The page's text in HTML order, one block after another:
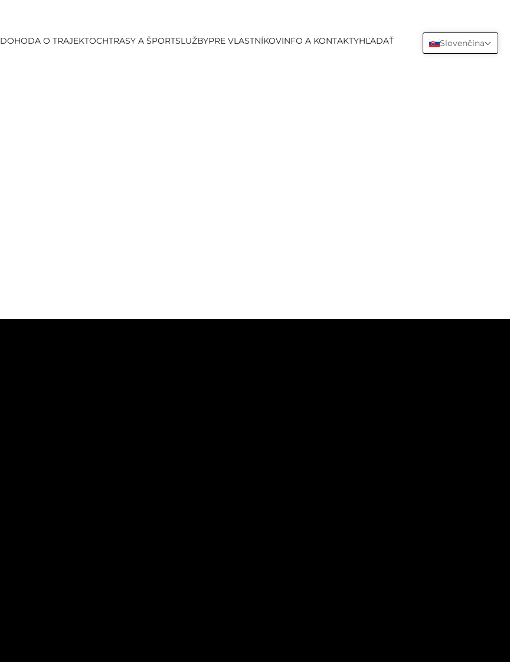
DOHODA O TRAJEKTOCHTRASY A ŠPORTSLUŽBYPRE VLASTNÍKOVINFO A KONTAKTYHĽADAŤ Zobraziť
Slovenčina